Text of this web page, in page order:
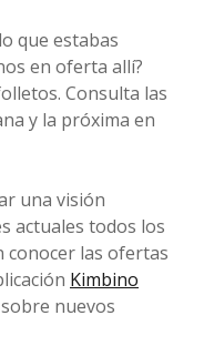
que estabas
en oferta allí?
Consulta las
y la próxima en
una visión
actuales todos los
conocer las ofertas
Kimbino
nuevos